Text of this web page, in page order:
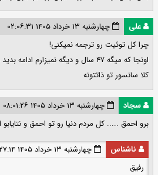
علی
چهارشنبه ۱۳ خرداد ۱۴۰۵ ۰۲:۰۶:۳۱
چرا کل توئیت رو‌ ترجمه نمیکنی!
اونجا که میگه ۴۷ سال و دیگه نمیزارم ادامه بدید و....
کلا سانسور تو ذاتتونه
سجاد
چهارشنبه ۱۳ خرداد ۱۴۰۵ ۰۸:۰۱:۲۶
برو احمق ..... کل مردم دنیا رو تو احمق و
ناشناس
چهارشنبه ۱۳ خرداد ۱۴۰۵ ۱۰:۲۷:۱۴
رفیق